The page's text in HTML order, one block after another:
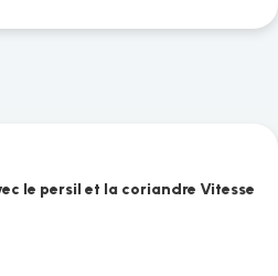
le persil et la coriandre Vitesse